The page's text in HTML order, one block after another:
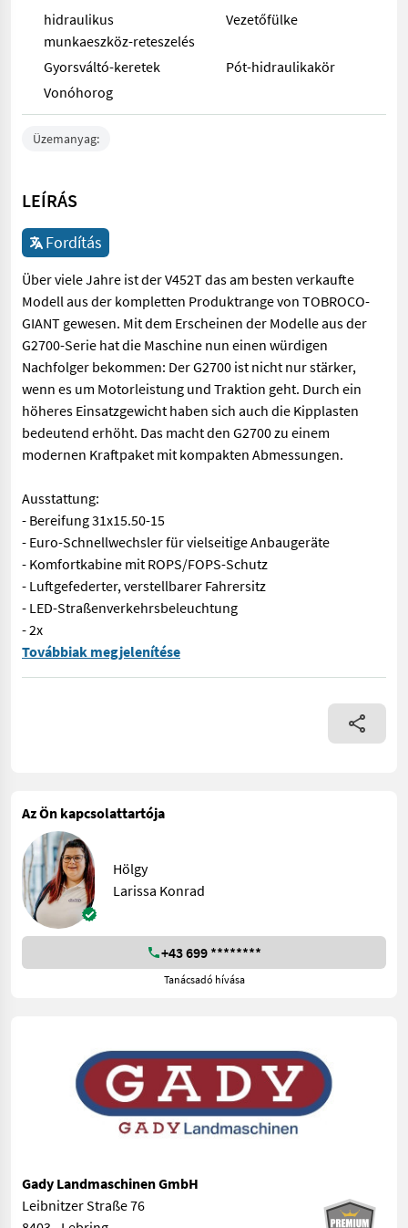
hidraulikus
munkaeszköz-reteszelés
Vezetőfülke
Gyorsváltó-keretek
Pót-hidraulikakör
Vonóhorog
Üzemanyag:
LEÍRÁS
Fordítás
Über viele Jahre ist der V452T das am besten verkaufte
Modell aus der kompletten Produktrange von TOBROCO-
GIANT gewesen. Mit dem Erscheinen der Modelle aus der
G2700-Serie hat die Maschine nun einen würdigen
Nachfolger bekommen: Der G2700 ist nicht nur stärker,
wenn es um Motorleistung und Traktion geht. Durch ein
höheres Einsatzgewicht haben sich auch die Kipplasten
bedeutend erhöht. Das macht den G2700 zu einem
modernen Kraftpaket mit kompakten Abmessungen.
Ausstattung:
- Bereifung 31x15.50-15
- Euro-Schnellwechsler für vielseitige Anbaugeräte
- Komfortkabine mit ROPS/FOPS-Schutz
- Luftgefederter, verstellbarer Fahrersitz
- LED-Straßenverkehrsbeleuchtung
- 2x
Über viele Jahre ist der V452T das am besten verkaufte
Továbbiak megjelenítése
Az Ön kapcsolattartója
Hölgy
Larissa Konrad
+43 699 ********
Tanácsadó hívása
Gady Landmaschinen GmbH
Leibnitzer Straße 76